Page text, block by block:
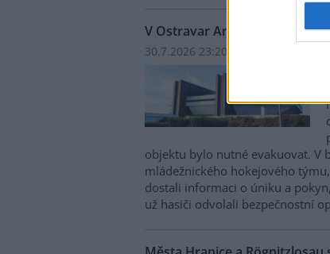
V Ostravar Aréně unikl
30.7.2026 23:20 | OSTRAVA (
objektu bylo nutné evakuovat. V
mládežnického hokejového
dostali informaci o úniku a
už hasiči odvolali bezpečnostní